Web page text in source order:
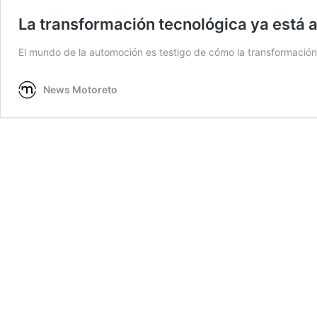
La transformación tecnológica ya está
El mundo de la automoción es testigo de cómo la
News Motoreto